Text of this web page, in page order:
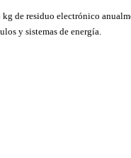
kg de residuo electrónico
y sistemas de energía.